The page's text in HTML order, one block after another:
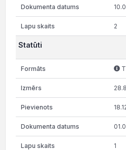
2
Statūti
1